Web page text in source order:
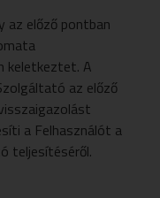
az előző pontban
keletkeztet. A
az előző
a Felhasználót a
teljesítéséről.